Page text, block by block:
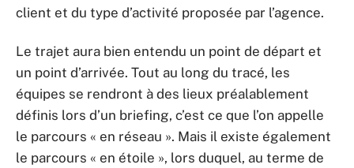
client et du type d’activité proposée par l’agence.
Le trajet aura bien entendu un point de départ et
un point d’arrivée. Tout au long du tracé, les
équipes se rendront à des lieux préalablement
définis lors d’un briefing, c’est ce que l’on appelle
le parcours « en réseau ». Mais il existe également
le parcours « en étoile », lors duquel, au terme de